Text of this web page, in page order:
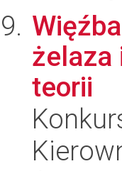
żelaza
teorii